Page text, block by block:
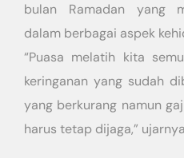
bulan Ramadan yang
dalam berbagai aspek
“Puasa melatih kita
keringanan yang sudah
yang berkurang namun
harus tetap dijaga,”